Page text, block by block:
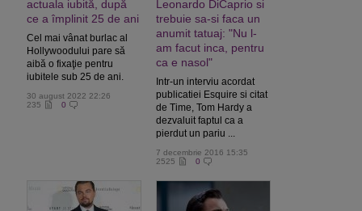
actuala iubită, după
ce a împlinit 25 de ani
Cel mai vânat burlac al
Hollywoodului pare să
aibă o fixaţie pentru
iubitele sub 25 de ani.
30 august 2022 22:26
235
0
Leonardo DiCaprio si
trebuie sa-si faca un
anumit tatuaj: "Nu l-
am facut inca, pentru
ca e nasol"
Intr-un interviu acordat
publicatiei Esquire si citat
de Time, Tom Hardy a
dezvaluit faptul ca a
pierdut un pariu ...
7 decembrie 2016 15:35
2525
0